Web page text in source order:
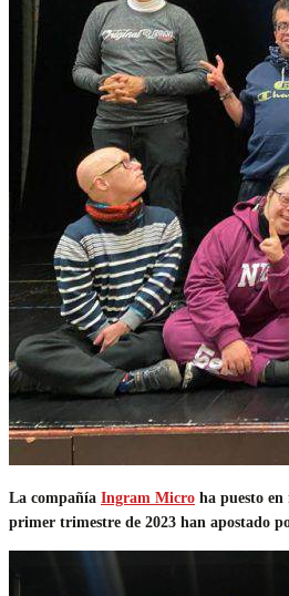
La compañía Ingram Micro ha puesto
primer trimestre de 2023 han apostado